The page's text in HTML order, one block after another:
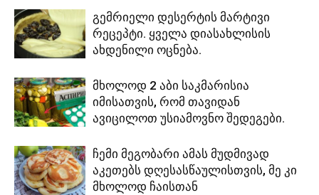
გემრიელი დესერტის მარტივი
რეცეპტი. ყველა დიასახლისის
ახდენილი ოცნება.
მხოლოდ 2 აბი საკმარისია
იმისათვის, რომ თავიდან
ავიცილოთ უსიამოვნო შედეგები.
ჩემი მეგობარი ამას მუდმივად
აკეთებს დღესასწაულისთვის, მე კი
მხოლოდ ჩაისთან